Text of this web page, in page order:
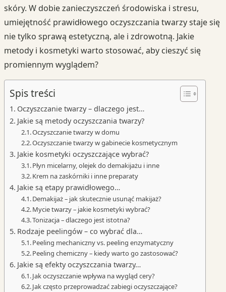
skóry. W dobie zanieczyszczeń środowiska i stresu,
umiejętność prawidłowego oczyszczania twarzy staje się
nie tylko sprawą estetyczną, ale i zdrowotną. Jakie
metody i kosmetyki warto stosować, aby cieszyć się
promiennym wyglądem?
Spis treści
Oczyszczanie twarzy – dlaczego jest…
Jakie są metody oczyszczania twarzy?
Oczyszczanie twarzy w domu
Oczyszczanie twarzy w gabinecie kosmetycznym
Jakie kosmetyki oczyszczające wybrać?
Płyn micelarny, olejek do demakijażu i inne
Krem na zaskórniki i inne preparaty
Jakie są etapy prawidłowego…
Demakijaż – jak skutecznie usunąć makijaż?
Mycie twarzy – jakie kosmetyki wybrać?
Tonizacja – dlaczego jest istotna?
Rodzaje peelingów – co wybrać dla…
Peeling mechaniczny vs. peeling enzymatyczny
Peeling chemiczny – kiedy warto go zastosować?
Jakie są efekty oczyszczania twarzy…
Jak oczyszczanie wpływa na wygląd cery?
Jak często przeprowadzać zabiegi oczyszczające?